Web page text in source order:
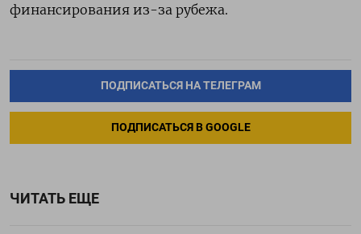
финансирования из-за рубежа.
ПОДПИСАТЬСЯ НА ТЕЛЕГРАМ
ПОДПИСАТЬСЯ В GOOGLE
ЧИТАТЬ ЕЩЕ